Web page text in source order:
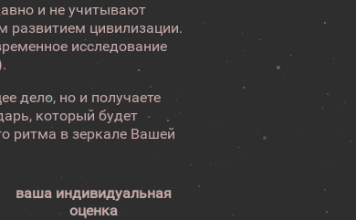
и не учитывают
цивилизации.
исследование
дело, но и получаете
который будет
ритма в зеркале Вашей
ваша индивидуальная
оценка